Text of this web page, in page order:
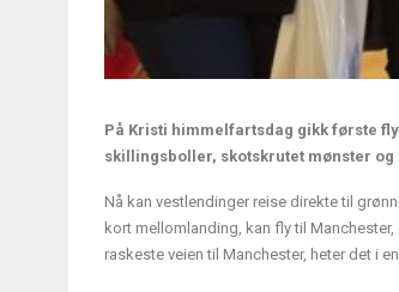
På Kristi himmelfartsdag gikk første
skillingsboller, skotskrutet mønster
Nå kan vestlendinger reise direkte til
kort mellomlanding, kan fly til
raskeste veien til Manchester, heter det i